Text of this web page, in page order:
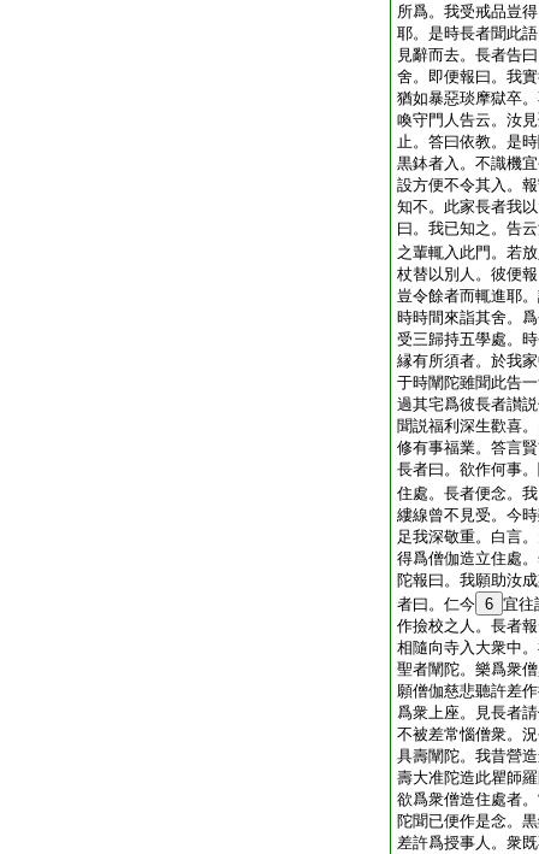
所爲。我受戒品豈
耶。是時長者聞此
見辭而去。長者告
舍。即便報曰。我
猶如暴惡琰摩獄卒
喚守門人告云。汝
止。答曰依教。是
黒鉢者入。不識機
設方便不令其入。
知不。此家長者我
曰。我已知之。告
之輩輒入此門。若
杖替以別人。彼便
豈令餘者而輒進耶
時時間來詣其舍。
受三歸持五學處。
縁有所須者。於我
于時闡陀雖聞此告
過其宅爲彼長者讃
聞説福利深生歡喜
修有事福業。答言
長者曰。欲作何事
住處。長者便念。
縷線曾不見受。今
足我深敬重。白言
得爲僧伽造立住處
陀報曰。我願助汝
者曰。仁今 6 宜往
作撿校之人。長者
相隨向寺入大衆中
聖者闡陀。樂爲衆
願僧伽慈悲聽許差
爲衆上座。見長者
不被差常惱僧衆。
具壽闡陀。我昔營
壽大准陀造此瞿師
欲爲衆僧造住處者
陀聞已便作是念。
差許爲授事人。衆